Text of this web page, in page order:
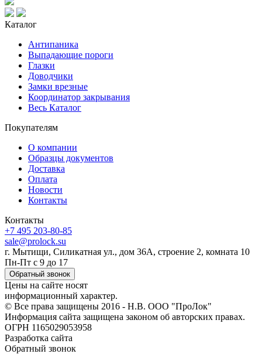
Каталог
Антипаника
Выпадающие пороги
Глазки
Доводчики
Замки врезные
Координатор закрывания
Весь Каталог
Покупателям
О компании
Образцы документов
Доставка
Оплата
Новости
Контакты
Контакты
+7 495 203-80-85
sale@prolock.su
г. Мытищи, Силикатная ул., дом 36А, строение 2, комната 10
Пн-Пт с 9 до 17
Обратный звонок
Цены на сайте носят
информационный характер.
© Все права защищены 2016 - Н.В. ООО "ПроЛок"
Информация сайта защищена законом об авторских правах.
ОГРН 1165029053958
Разработка сайта
Обратный звонок